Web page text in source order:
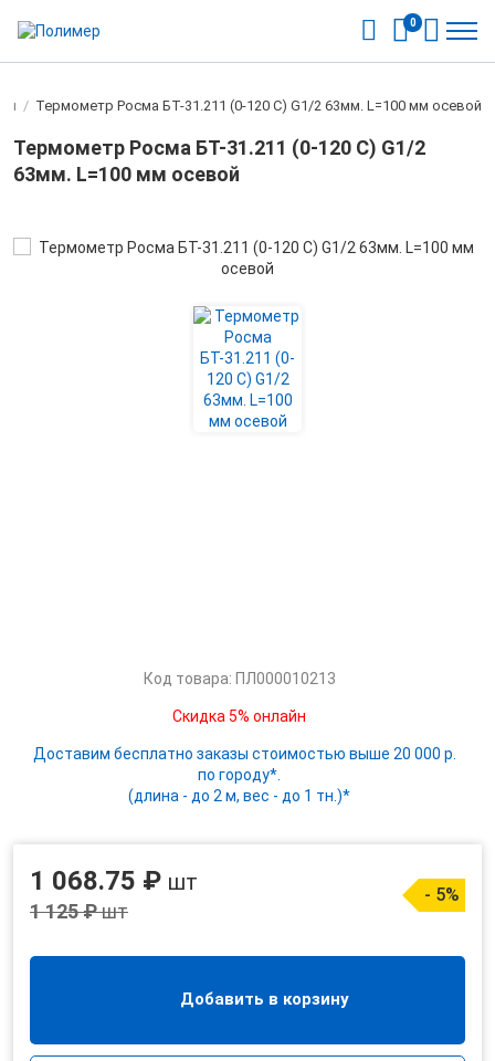
0
/ Термометр Росма БТ-31.211 (0-120 С) G1/2 63мм. L=100 мм осевой
Термометр Росма БТ-31.211 (0-120 С) G1/2
63мм. L=100 мм осевой
Код товара: ПЛ000010213
Скидка 5% онлайн
Доставим бесплатно заказы стоимостью выше 20 000 р.
по городу*.
(длина - до 2 м, вес - до 1 тн.)*
1 068.75 ₽ шт
1 125 ₽шт
- 5%
Добавить в корзину